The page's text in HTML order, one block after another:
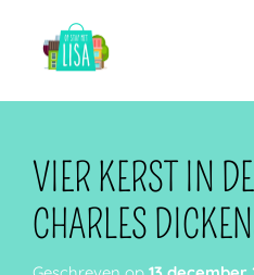
VIER KERST IN
CHARLES